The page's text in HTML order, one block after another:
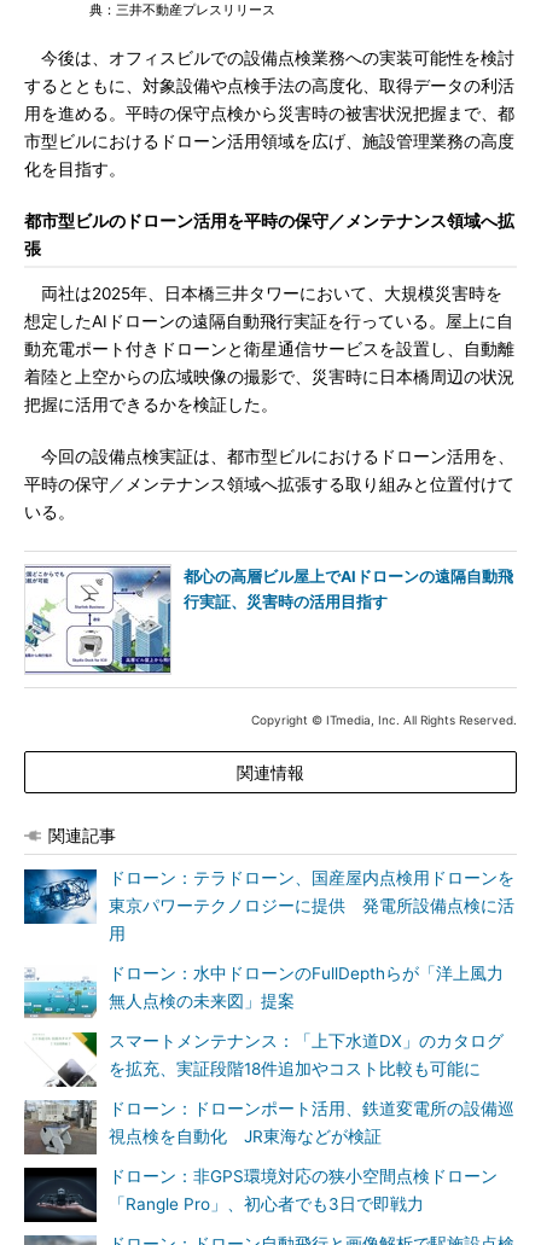
典：三井不動産プレスリリース
今後は、オフィスビルでの設備点検業務への実装可能性を検討
するとともに、対象設備や点検手法の高度化、取得データの利活
用を進める。平時の保守点検から災害時の被害状況把握まで、都
市型ビルにおけるドローン活用領域を広げ、施設管理業務の高度
化を目指す。
都市型ビルのドローン活用を平時の保守／メンテナンス領域へ拡
張
両社は2025年、日本橋三井タワーにおいて、大規模災害時を
想定したAIドローンの遠隔自動飛行実証を行っている。屋上に自
動充電ポート付きドローンと衛星通信サービスを設置し、自動離
着陸と上空からの広域映像の撮影で、災害時に日本橋周辺の状況
把握に活用できるかを検証した。
今回の設備点検実証は、都市型ビルにおけるドローン活用を、
平時の保守／メンテナンス領域へ拡張する取り組みと位置付けて
いる。
都心の高層ビル屋上でAIドローンの遠隔自動飛
行実証、災害時の活用目指す
Copyright © ITmedia, Inc. All Rights Reserved.
関連情報
関連記事
ドローン：テラドローン、国産屋内点検用ドローンを
東京パワーテクノロジーに提供 発電所設備点検に活
用
ドローン：水中ドローンのFullDepthらが「洋上風力
無人点検の未来図」提案
スマートメンテナンス：「上下水道DX」のカタログ
を拡充、実証段階18件追加やコスト比較も可能に
ドローン：ドローンポート活用、鉄道変電所の設備巡
視点検を自動化 JR東海などが検証
ドローン：非GPS環境対応の狭小空間点検ドローン
「Rangle Pro」、初心者でも3日で即戦力